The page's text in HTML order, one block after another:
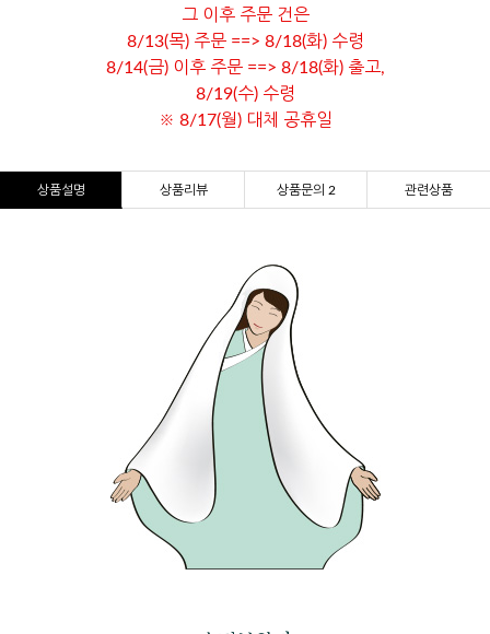
그 이후 주문 건은
8/13(목) 주문 ==> 8/18(화) 수령
8/14(금) 이후 주문 ==> 8/18(화) 출고,
8/19(수) 수령
※ 8/17(월) 대체 공휴일
상품설명 상품리뷰 상품문의 2 관련상품